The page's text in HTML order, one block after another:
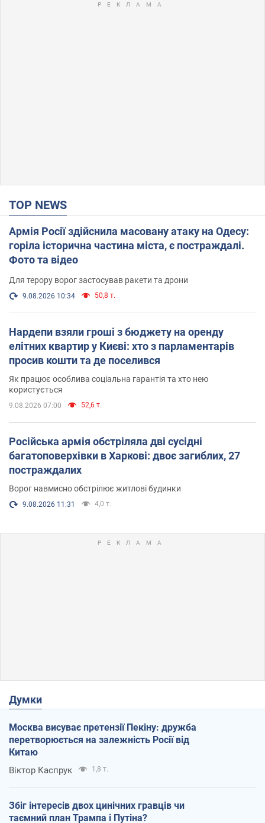
TOP NEWS
Армія Росії здійснила масовану атаку на Одесу:
горіла історична частина міста, є постраждалі.
Фото та відео
Для терору ворог застосував ракети та дрони
9.08.2026 10:34 50,8 т.
Нардепи взяли гроші з бюджету на оренду
елітних квартир у Києві: хто з парламентарів
просив кошти та де поселився
Як працює особлива соціальна гарантія та хто нею
користується
9.08.2026 07:00 52,6 т.
Російська армія обстріляла дві сусідні
багатоповерхівки в Харкові: двоє загиблих, 27
постраждалих
Ворог навмисно обстрілює житлові будинки
9.08.2026 11:31 4,0 т.
Думки
Москва висуває претензії Пекіну: дружба
перетворюється на залежність Росії від
Китаю
Віктор Каспрук 1,8 т.
Збіг інтересів двох цинічних гравців чи
таємний план Трампа і Путіна?